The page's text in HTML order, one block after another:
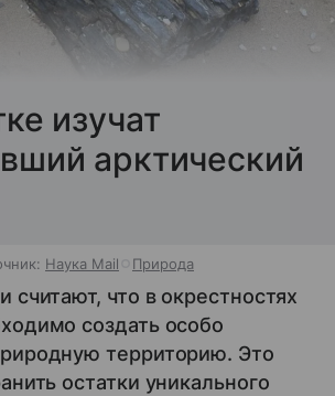
изучат
арктический
Наука Mail Природа
считают, что в окрестностях
создать особо
территорию. Это
остатки уникального